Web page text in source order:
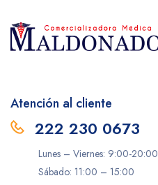
Atención al cliente
222 230 0673
Lunes – Viernes: 9:00-20:00
Sábado: 11:00 – 15:00